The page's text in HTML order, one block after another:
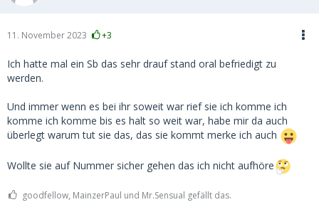
11. November 2023 +3
Ich hatte mal ein Sb das sehr drauf stand oral befriedigt zu
werden.
Und immer wenn es bei ihr soweit war rief sie ich komme ich
komme ich komme bis es halt so weit war, habe mir da auch
überlegt warum tut sie das, das sie kommt merke ich auch
Wollte sie auf Nummer sicher gehen das ich nicht aufhöre
goodfellow, MainzerPaul und Mr.Sensual gefällt das.